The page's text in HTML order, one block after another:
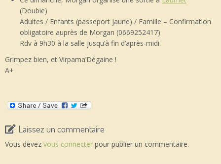
(Doubie)
Adultes / Enfants (passeport jaune) / Famille – Confirmation
obligatoire auprès de Morgan (0669252417)
Rdv à 9h30 à la salle jusqu’à fin d’après-midi.
Grimpez bien, et Virpama’Dégaine !
A+
Laissez un commentaire
Vous devez vous connecter pour publier un commentaire.